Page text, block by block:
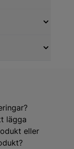
lägga
eller